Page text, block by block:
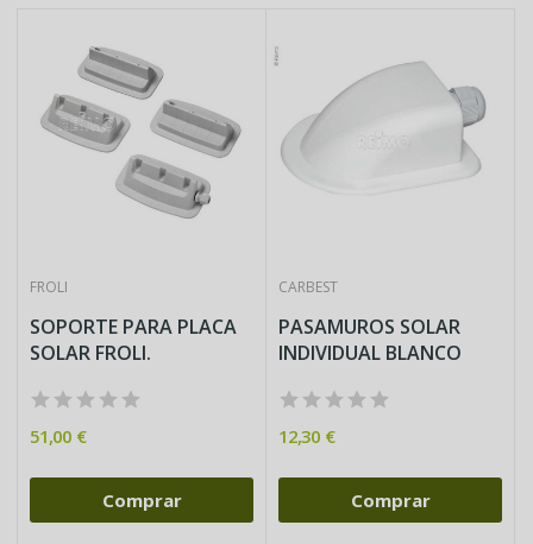
FROLI
SOPORTE PARA PLACA
SOLAR FROLI.
51,00 €
Comprar
CARBEST
PASAMUROS SOLAR
INDIVIDUAL BLANCO
12,30 €
Comprar